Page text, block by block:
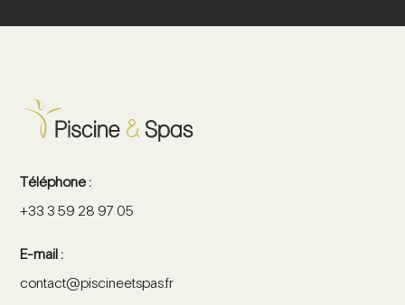
Téléphone :
+33 3 59 28 97 05
E-mail :
contact@piscineetspas.fr